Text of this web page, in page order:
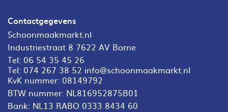
Contactgegevens
Schoonmaakmarkt.nl
Industriestraat 8 7622 AV Borne
Tel: 06 54 35 45 26
Tel: 074 267 38 52 info@schoonmaakmarkt.nl
KvK nummer: 08149792
BTW nummer: NL816952875B01
Bank: NL13 RABO 0333 8434 60